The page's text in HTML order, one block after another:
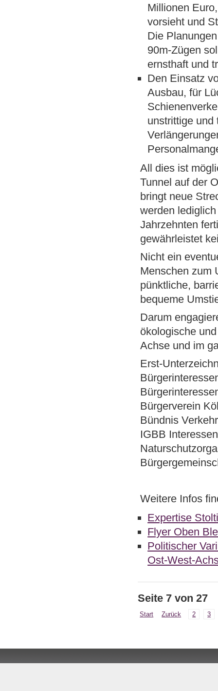
Millionen
vorsieht und
Die
90m-Zügen
ernsthaft und
Den Einsatz
Ausbau, für
unstrittige und
All dies ist
Tunnel auf der
bringt neue
werden
Jahrzehnten
gewährleistet
Nicht ein
Menschen zum
pünktliche,
bequeme
Darum
ökologische
Achse und im
Erst-
Bürgerverein
Bündnis
IGBB
Weitere Infos
Expertise
Flyer Oben
Politischer
Ost-West-
Seite 7 von 27
Start Zurück 2 3